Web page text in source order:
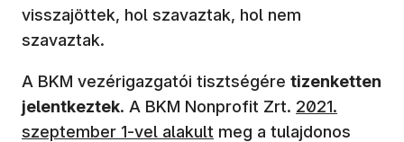
visszajöttek, hol szavaztak, hol nem
szavaztak.
A BKM vezérigazgatói tisztségére tizenketten
jelentkeztek. A BKM Nonprofit Zrt. 2021.
szeptember 1-vel alakult meg a tulajdonos